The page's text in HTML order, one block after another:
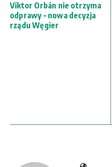
Viktor Orbán nie otrzyma
odprawy – nowa decyzja
rządu Węgier